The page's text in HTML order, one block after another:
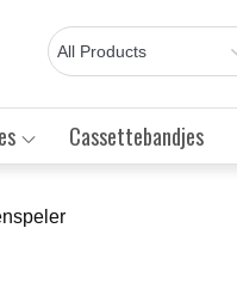
Cassettebandjes